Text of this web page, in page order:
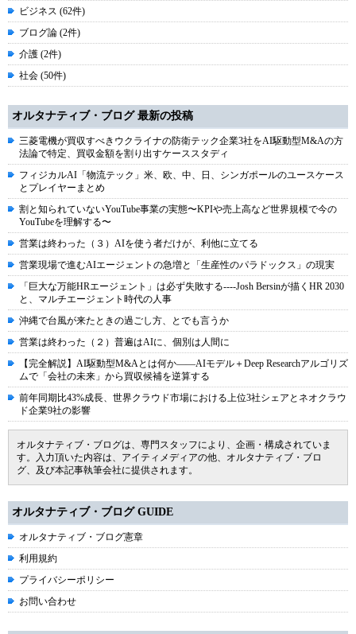
ビジネス (62件)
ブログ論 (2件)
介護 (2件)
社会 (50件)
オルタナティブ・ブログ 最新の投稿
三菱電機が買収すべきウクライナの防衛テック企業3社をAI駆動型M&Aの方
法論で特定、買収金額を割り出すケーススタディ
フィジカルAI「物流テック」米、欧、中、日、シンガポールのユースケース
とプレイヤーまとめ
割と知られていないYouTube事業の実態〜KPIや売上高など世界規模で今の
YouTubeを理解する〜
営業は終わった（３）AIを使う者だけが、利他に立てる
営業現場で進むAIエージェントの急増と「生産性のパラドックス」の現実
「巨大な万能HRエージェント」は必ず失敗する----Josh Bersinが描くHR 2030
と、マルチエージェント時代の人事
沖縄で台風が来たときの過ごし方、とでも言うか
営業は終わった（２）普遍はAIに、個別は人間に
【完全解説】AI駆動型M&Aとは何か――AIモデル＋Deep Researchアルゴリズ
ムで「会社の未来」から買収候補を逆算する
前年同期比43%成長、世界クラウド市場における上位3社シェアとネオクラウ
ド企業9社の影響
オルタナティブ・ブログは、専門スタッフにより、企画・構成されていま
す。入力頂いた内容は、アイティメディアの他、オルタナティブ・ブロ
グ、及び本記事執筆会社に提供されます。
オルタナティブ・ブログ GUIDE
オルタナティブ・ブログ憲章
利用規約
プライバシーポリシー
お問い合わせ